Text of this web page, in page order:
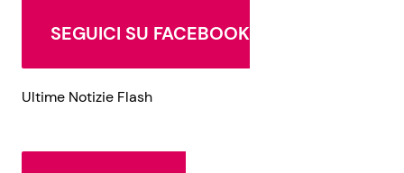
SEGUICI SU FACEBOOK
Ultime Notizie Flash